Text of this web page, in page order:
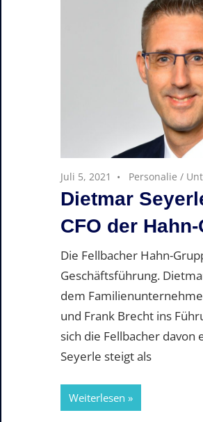
Juli 5, 2021 Personalie /
Dietmar
CFO der
Die Fellbacher Hahn-
Geschäftsführung.
dem
und Frank Brecht ins
sich die Fellbacher
Seyerle steigt als
Weiterlesen